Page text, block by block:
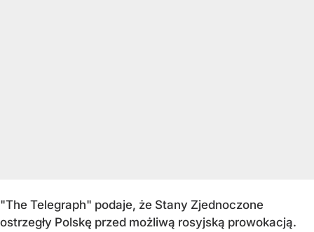
"The Telegraph" podaje, że Stany Zjednoczone
ostrzegły Polskę przed możliwą rosyjską prowokacją.